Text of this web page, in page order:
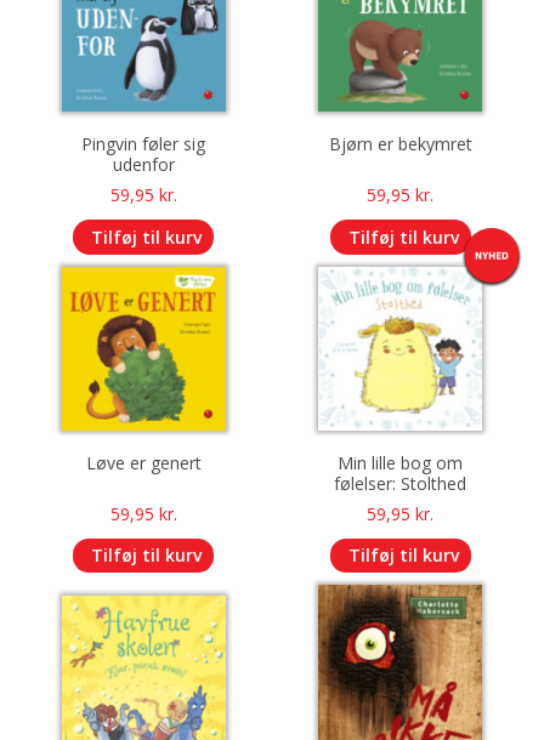
Pingvin føler sig
udenfor
59,95 kr.
Tilføj til kurv
Bjørn er bekymret
59,95kr.
Tilføj til kurv
Løve er genert
59,95 kr.
Tilføj til kurv
Min lille bog om
følelser: Stolthed
59,95kr.
Tilføj til kurv